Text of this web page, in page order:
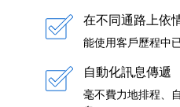
在不同通路上依
能使用客戶歷程中
自動化訊息傳遞
毫不費力地排程、